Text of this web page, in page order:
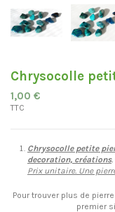
Chrysocolle
1,00 €
TTC
Chrysocolle petite
decoration, créations
Prix unitaire. Une
Pour trouver plus de
premier